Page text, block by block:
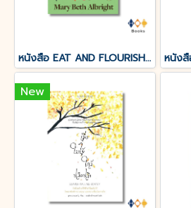
หนังสือ EAT AND FLOURISH กินทุกมื้อให้ดีที่สุข
New